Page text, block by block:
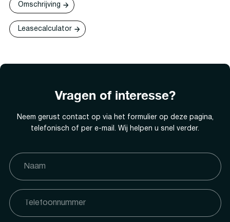
Omschrijving
Leasecalculator
Vragen of interesse?
Neem gerust contact op via het formulier op deze pagina,
telefonisch of per e-mail. Wij helpen u snel verder.